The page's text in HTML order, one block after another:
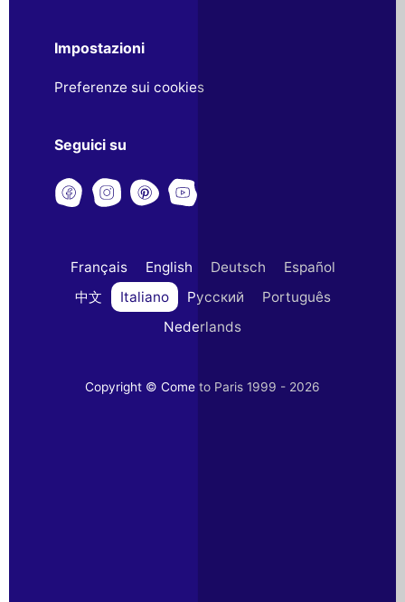
Impostazioni
Preferenze sui cookies
Seguici su
Français English Deutsch
Español
中文
Italiano Русский
Português
Nederlands
Copyright © Come to Paris 1999 - 2026